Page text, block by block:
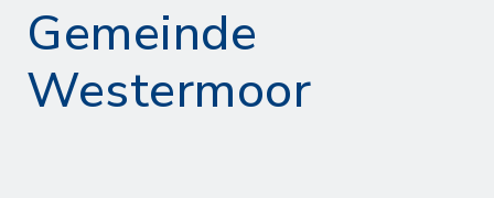
Gemeinde
Westermoor